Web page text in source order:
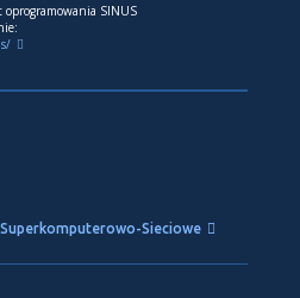
SINUS
Sieciowe